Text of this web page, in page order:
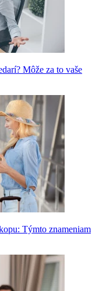
Môže za to vaše
Týmto znameniam